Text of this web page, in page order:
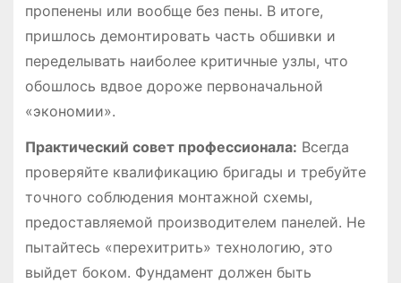
пропенены или вообще без пены. В итоге,
пришлось демонтировать часть обшивки и
переделывать наиболее критичные узлы, что
обошлось вдвое дороже первоначальной
«экономии».
Практический совет профессионала: Всегда
проверяйте квалификацию бригады и требуйте
точного соблюдения монтажной схемы,
предоставляемой производителем панелей. Не
пытайтесь «перехитрить» технологию, это
выйдет боком. Фундамент должен быть